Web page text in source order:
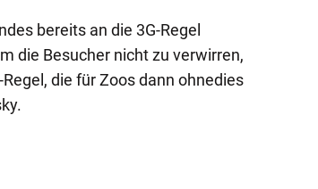
bereits an die 3G-Regel
die Besucher nicht zu verwirren,
die für Zoos dann ohnedies